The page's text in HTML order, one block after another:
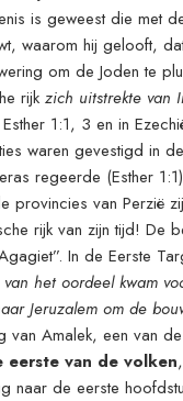
is geweest die met
waarom hij gelooft,
om de Joden te
rijk zich uitstrekte van
1:1, 3 en in
waren gevestigd in
regeerde (Esther
provincies van Perzië
rijk van zijn tijd! De
In de Eerste
het oordeel kwam
Jeruzalem om de
Amalek, een van
eerste van de volken
naar de eerste